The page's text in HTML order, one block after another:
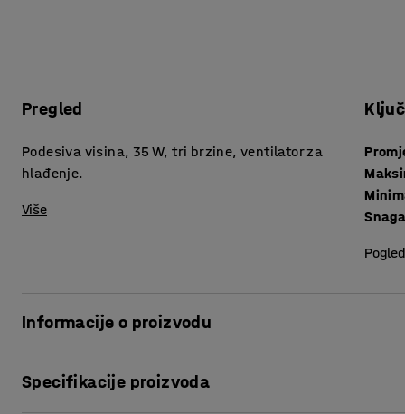
Pregled
Podesiva visina, 35 W, tri brzine, ventilator za
hlađenje.
Više
Informacije o proizvodu
učionice i radionice. Ventilator s tri brzine je podesiv u
Specifikacije proizvoda